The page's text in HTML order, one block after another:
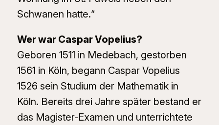
Schwanen hatte.“
Wer war Caspar Vopelius?
Geboren 1511 in Medebach, gestorben
1561 in Köln, begann Caspar Vopelius
1526 sein Studium der Mathematik in
Köln. Bereits drei Jahre später bestand er
das Magister-Examen und unterrichtete